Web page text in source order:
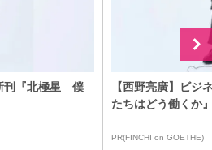
刊『北極星 僕
【西野亮廣】ビ
たちはどう働くか
PR(FINCHI on GOETHE)